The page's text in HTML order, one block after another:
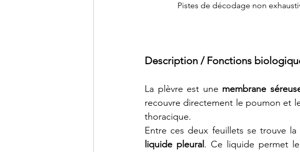
Pistes de décodage non
Description / Fonctions
La plèvre est une membrane
recouvre directement le poumon et
thoracique.
Entre ces deux feuillets se trouve la
liquide pleural . Ce liquide permet le